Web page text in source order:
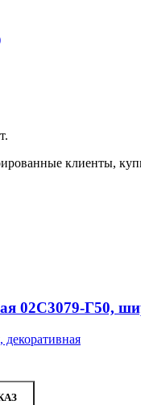
клиенты,
02С3079-Г50,
декоративная